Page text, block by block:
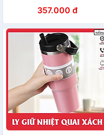
357.000 đ